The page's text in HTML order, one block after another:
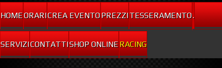
HOMEORARICREA EVENTOPREZZITESSERAMENTO.
SERVIZICONTATTISHOP ONLINERACING